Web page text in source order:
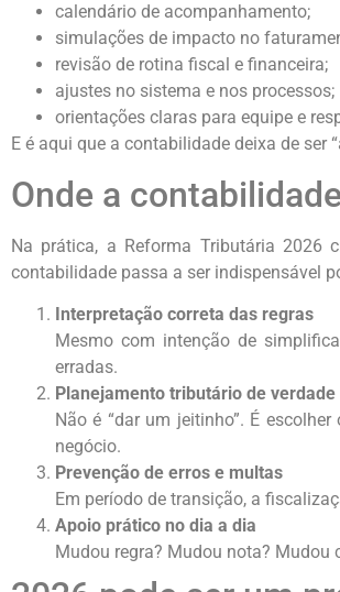
calendário de acompanhamento;
simulações de impacto no
revisão de rotina fiscal e financeira;
ajustes no sistema e nos processos;
orientações claras para equipe e
E é aqui que a contabilidade deixa de ser
Onde a
Na prática, a Reforma Tributária 2026
contabilidade passa a ser indispensável
Interpretação correta das regras
Mesmo com intenção de
erradas.
Planejamento tributário de verdade
Não é “dar um jeitinho”. É
negócio.
Prevenção de erros e multas
Em período de transição, a
Apoio prático no dia a dia
Mudou regra? Mudou nota? Mudou